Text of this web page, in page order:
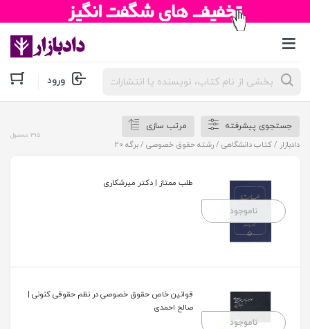
جستجوی
محصولات ورود
جستجوی پیشرفته
مرتب سازی
دادبازار /کتاب دانشگاهی /رشته حقوق خصوصی / برگه 20
315 محصول
ناموجود
طلب ممتاز | دکتر میرشکاری
ناموجود
قوانین خاص حقوق خصوصی در نظم حقوقی کنونی |
صالح احمدی